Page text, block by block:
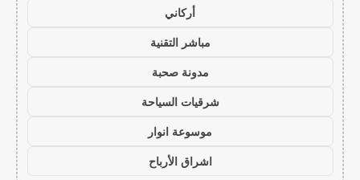
أركاني
مباشر التقنية
مدونة صحبة
شرقيات السياحة
موسوعة انوار
اشراق الأرباح